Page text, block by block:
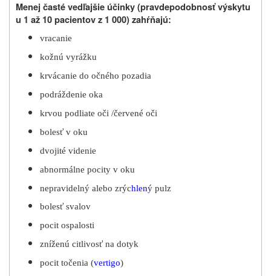
Menej časté vedľajšie účinky (pravdepodobnosť výskytu
u 1 až 10 pacientov z 1 000) zahŕňajú:
vracanie
kožnú vyrážku
krvácanie do očného pozadia
podráždenie oka
krvou podliate oči /červené oči
bolesť v oku
dvojité videnie
abnormálne pocity v oku
nepravidelný alebo zrýchlený pulz
bolesť svalov
pocit ospalosti
zníženú citlivosť na dotyk
pocit točenia (vertigo)